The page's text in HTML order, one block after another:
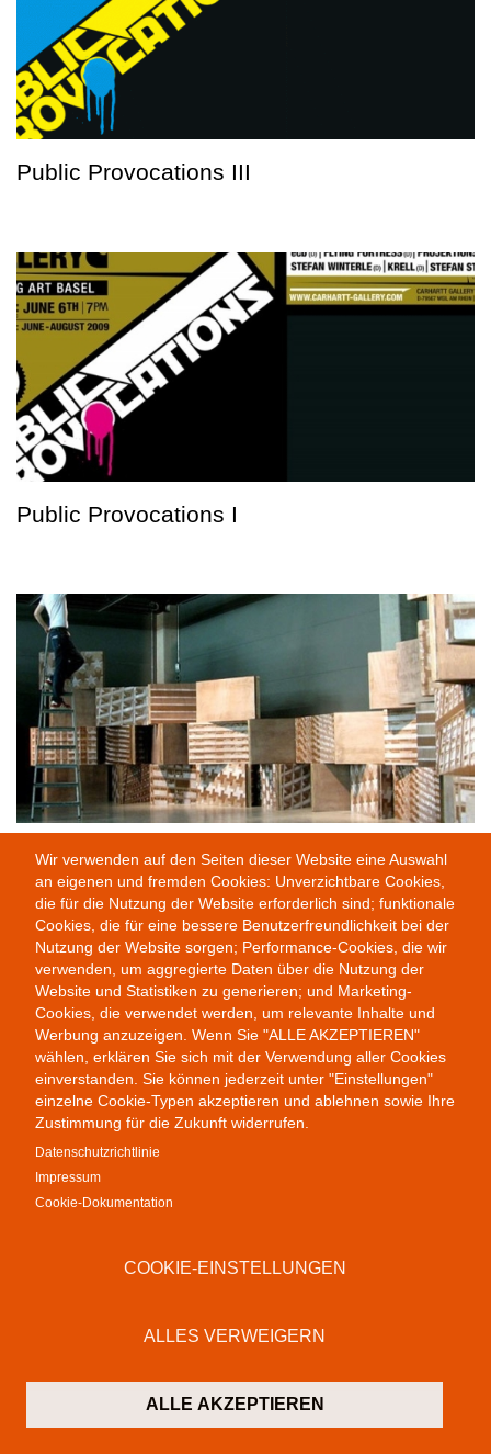
Public Provocations III
Public Provocations I
Remix
Public Provocations II
Wir verwenden auf den Seiten dieser Website eine Auswahl
an eigenen und fremden Cookies: Unverzichtbare Cookies,
die für die Nutzung der Website erforderlich sind; funktionale
Cookies, die für eine bessere Benutzerfreundlichkeit bei der
Nutzung der Website sorgen; Performance-Cookies, die wir
verwenden, um aggregierte Daten über die Nutzung der
Website und Statistiken zu generieren; und Marketing-
Cookies, die verwendet werden, um relevante Inhalte und
Werbung anzuzeigen. Wenn Sie "ALLE AKZEPTIEREN"
wählen, erklären Sie sich mit der Verwendung aller Cookies
einverstanden. Sie können jederzeit unter "Einstellungen"
einzelne Cookie-Typen akzeptieren und ablehnen sowie Ihre
Zustimmung für die Zukunft widerrufen.
Datenschutzrichtlinie
Impressum
Cookie-Dokumentation
COOKIE-EINSTELLUNGEN
ALLES VERWEIGERN
ALLE AKZEPTIEREN
Colab Gallery